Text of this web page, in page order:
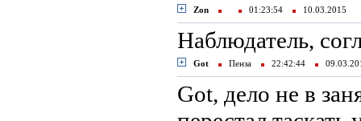
Zon 01:23:54 10.03.2015
Наблюдатель,
Got Пенза 22:42:44
Got, дело не в